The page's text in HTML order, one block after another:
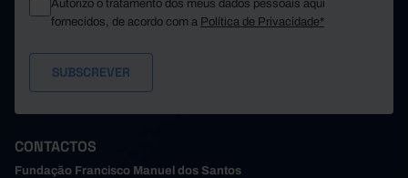
Autorizo o tratamento dos meus dados pessoais aqui
fornecidos, de acordo com a Política de Privacidade*
CONTACTOS
Fundação Francisco Manuel dos Santos